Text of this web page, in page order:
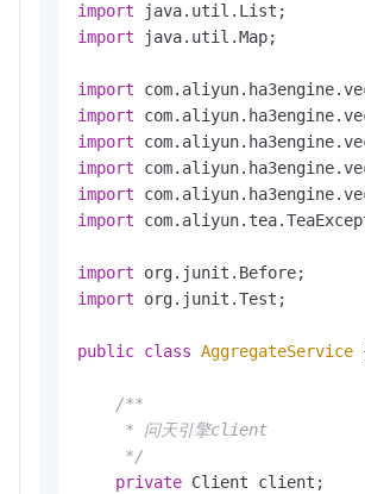
import
import java.util.Map;
import
import
import
import
import
import
import
import org.junit.Test;
public class AggregateService
/**
     * 问天引擎client
     */
private Client client;